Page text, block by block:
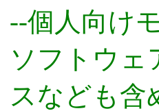
--個人向け
ソフトウェ
スなども含